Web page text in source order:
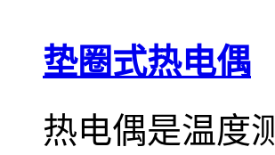
垫圈式热电偶
热电偶是温度